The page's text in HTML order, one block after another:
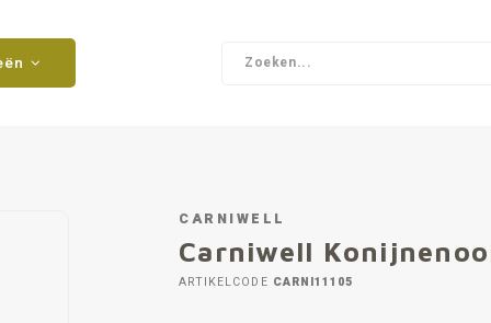
CARNIWELL
Carniwell
ARTIKELCODE CARNI11105